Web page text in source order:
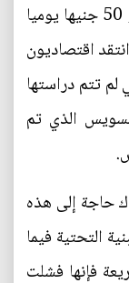
زبائنه خفضوا إنفاقهم وإنه يربح الآن نحو 50 جنيها يوميا
اقتصاديون
لم تتم دراستها
الذي تم
حاجة إلى هذه
التحتية فيما
فإنها فشلت